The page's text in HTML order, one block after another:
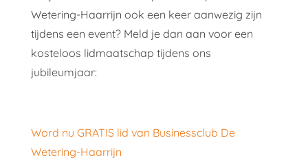
Wetering-Haarrijn ook een keer aanwezig zijn
tijdens een event? Meld je dan aan voor een
kosteloos lidmaatschap tijdens ons
jubileumjaar:
Word nu GRATIS lid van Businessclub De
Wetering-Haarrijn